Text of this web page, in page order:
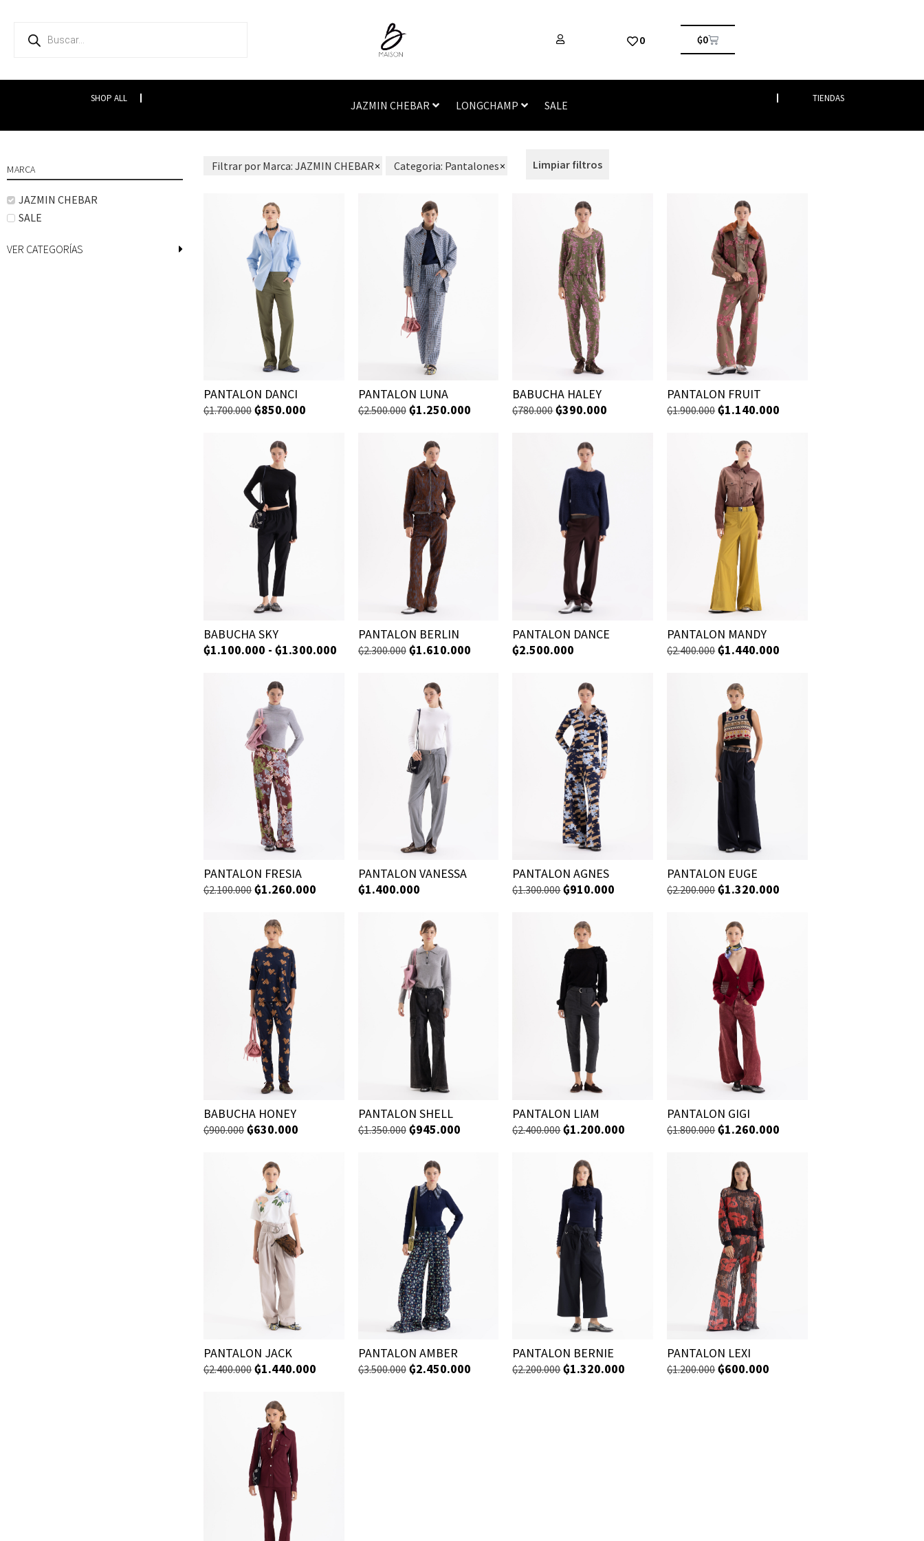
0 ₲0
SHOP ALL
JAZMIN CHEBAR LONGCHAMP SALE
TIENDAS
MARCA
JAZMIN CHEBAR
SALE
VER CATEGORÍAS
Filtrar por Marca: JAZMIN CHEBAR× Categoria: Pantalones× Limpiar filtros
PANTALON DANCI
₲1.700.000 ₲850.000
PANTALON LUNA
₲2.500.000 ₲1.250.000
BABUCHA HALEY
₲780.000 ₲390.000
PANTALON FRUIT
₲1.900.000 ₲1.140.000
BABUCHA SKY
₲1.100.000 - ₲1.300.000
PANTALON BERLIN
₲2.300.000 ₲1.610.000
PANTALON DANCE
₲2.500.000
PANTALON MANDY
₲2.400.000 ₲1.440.000
PANTALON FRESIA
₲2.100.000 ₲1.260.000
PANTALON VANESSA
₲1.400.000
PANTALON AGNES
₲1.300.000 ₲910.000
PANTALON EUGE
₲2.200.000 ₲1.320.000
BABUCHA HONEY
₲900.000 ₲630.000
PANTALON SHELL
₲1.350.000 ₲945.000
PANTALON LIAM
₲2.400.000 ₲1.200.000
PANTALON GIGI
₲1.800.000 ₲1.260.000
PANTALON JACK
₲2.400.000 ₲1.440.000
PANTALON AMBER
₲3.500.000 ₲2.450.000
PANTALON BERNIE
₲2.200.000 ₲1.320.000
PANTALON LEXI
₲1.200.000 ₲600.000